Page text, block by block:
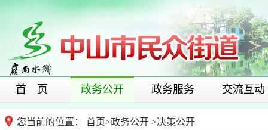
首 页 政务公开 政务服务 交流互动
您当前的位置： 首页>政务公开 >决策公开